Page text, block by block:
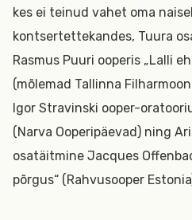
kes ei teinud vahet oma
kontsertettekandes, Tuura
Rasmus Puuri ooperis „Lalli
(mõlemad Tallinna
Igor Stravinski ooper-
(Narva Ooperipäevad) ning
osatäitmine Jacques
põrgus“ (Rahvusooper